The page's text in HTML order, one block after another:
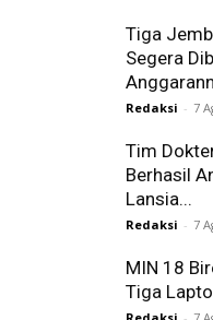
Tiga
Segera
Redaksi - 7
Tim
Berhasil
Lansia...
Redaksi - 7
MIN 18
Tiga